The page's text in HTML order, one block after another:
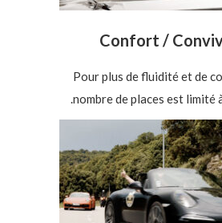
Confort /
Pour plus de fluidité et de
nombre de places est limité